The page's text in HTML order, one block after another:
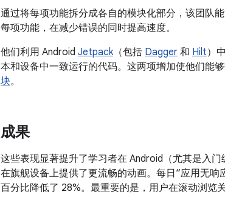
通过将每项功能拆分成各自的模块化部分，该团队
每项功能，在减少错误的同时提高速度。
他们利用 Android Jetpack（包括 Dagger 和 Hilt）
本和设备中一致运行的代码。这两项增加使他们能
块。
成果
这些表现显著提升了学习者在 Android（尤其是入
在旗舰设备上提供了更流畅的动画。每日“应用无响
百分比降低了 28%。最重要的是，用户在滚动浏览